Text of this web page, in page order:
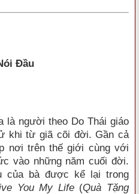
Đầu
là người theo Do Thái giáo
khi từ giã cõi đời. Gần cả
nơi trên thế giới cùng với
vào những năm cuối đời.
của bà được kể lại trong
You My Life (Quà Tặng